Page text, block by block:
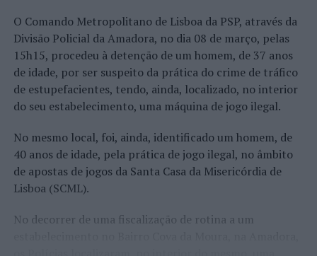
O Comando Metropolitano de Lisboa da PSP, através da
Divisão Policial da Amadora, no dia 08 de março, pelas
15h15, procedeu à detenção de um homem, de 37 anos
de idade, por ser suspeito da prática do crime de tráfico
de estupefacientes, tendo, ainda, localizado, no interior
do seu estabelecimento, uma máquina de jogo ilegal.
No mesmo local, foi, ainda, identificado um homem, de
40 anos de idade, pela prática de jogo ilegal, no âmbito
de apostas de jogos da Santa Casa da Misericórdia de
Lisboa (SCML).
No decorrer de uma fiscalização de rotina a um